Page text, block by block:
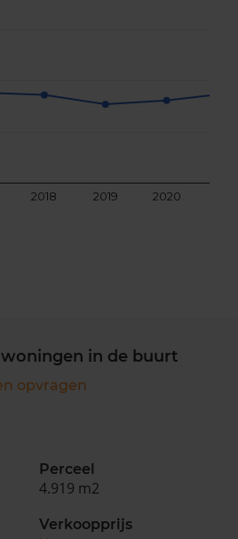
2018 2019 2020
in de buurt
opvragen
Perceel
4.919 m2
Verkoopprijs